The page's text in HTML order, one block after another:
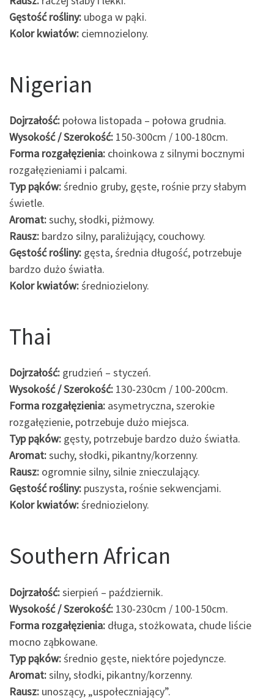
Gęstość rośliny: uboga w pąki.
Kolor kwiatów: ciemnozielony.
Nigerian
Dojrzałość: połowa listopada – połowa grudnia.
Wysokość / Szerokość: 150-300cm / 100-180cm.
Forma rozgałęzienia: choinkowa z silnymi bocznymi
rozgałęzieniami i palcami.
Typ pąków:średnio gruby, gęste, rośnie przy słabym
świetle.
Aromat:suchy, słodki, piżmowy.
Rausz: bardzo silny, paraliżujący, couchowy.
Gęstość rośliny: gęsta, średnia długość, potrzebuje
bardzo dużo światła.
Kolor kwiatów:średniozielony.
Thai
Dojrzałość: grudzień – styczeń.
Wysokość / Szerokość: 130-230cm / 100-200cm.
Forma rozgałęzienia: asymetryczna, szerokie
rozgałęzienie, potrzebuje dużo miejsca.
Typ pąków: gęsty, potrzebuje bardzo dużo światła.
Aromat:suchy, słodki, pikantny/korzenny.
Rausz: ogromnie silny, silnie znieczulający.
Gęstość rośliny: puszysta, rośnie sekwencjami.
Kolor kwiatów:średniozielony.
Southern African
Dojrzałość:sierpień – październik.
Wysokość / Szerokość: 130-230cm / 100-150cm.
Forma rozgałęzienia: długa, stożkowata, chude liście
mocno ząbkowane.
Typ pąków:średnio gęste, niektóre pojedyncze.
Aromat:silny, słodki, pikantny/korzenny.
Rausz: unoszący, „uspołeczniający”.